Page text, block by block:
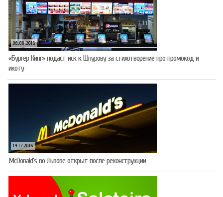
08.08.2016
«Бургер Кинг» подаст иск к Шнурову за стихотворение про промокод и
икоту
19.12.2016
McDonald’s во Львове открыт после реконструкции